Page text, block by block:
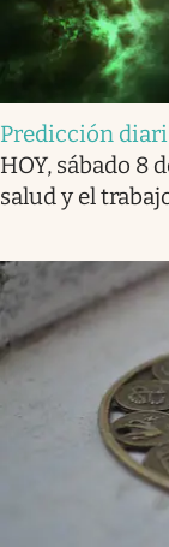
Predicción
HOY, sábado 8
salud y el